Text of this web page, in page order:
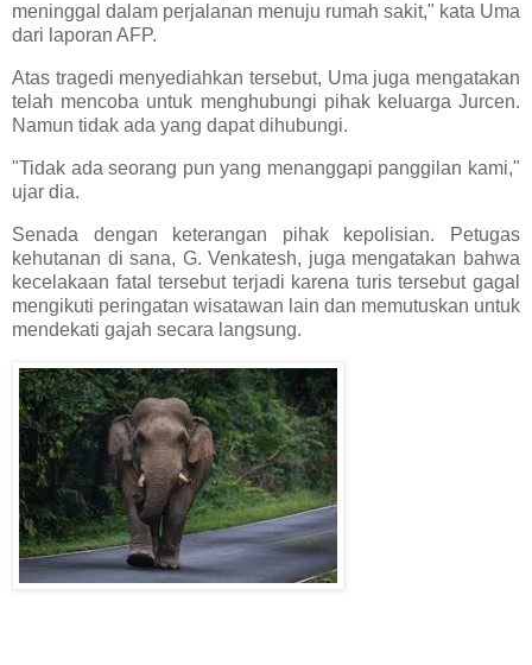
meninggal dalam perjalanan menuju rumah sakit," kata Uma
dari laporan AFP.
Atas tragedi menyediahkan tersebut, Uma juga mengatakan
telah mencoba untuk menghubungi pihak keluarga Jurcen.
Namun tidak ada yang dapat dihubungi.
"Tidak ada seorang pun yang menanggapi panggilan kami,"
ujar dia.
Senada dengan keterangan pihak kepolisian. Petugas
kehutanan di sana, G. Venkatesh, juga mengatakan bahwa
kecelakaan fatal tersebut terjadi karena turis tersebut gagal
mengikuti peringatan wisatawan lain dan memutuskan untuk
mendekati gajah secara langsung.